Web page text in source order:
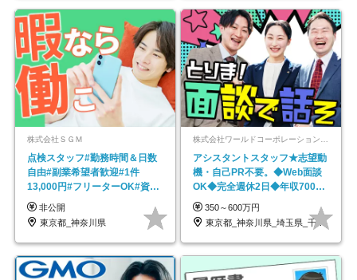
株式会社ＳＧＭ
点検スタッフ#勤務時間＆日数
自由#副業希望者歓迎#1件
13,000円#フリーターOK#資格
スキル不要
非公開
東京都_神奈川県
アシスタントスタッフ★志望動
機・自己PR不要。◆Web面談
OK◆完全週休2日◆年収700万
円可/p13
350～600万円
東京都_神奈川県_埼玉県_千葉県_大阪府…